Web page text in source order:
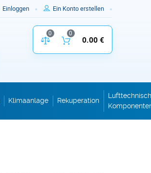
Einloggen Ein Konto erstellen
Vergleich der Produktparameter
0
Inhalt des
0
0.00 €
Klimaanlage Rekuperation